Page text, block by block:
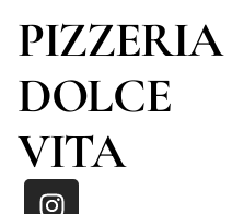
PIZZERIA
DOLCE
VITA